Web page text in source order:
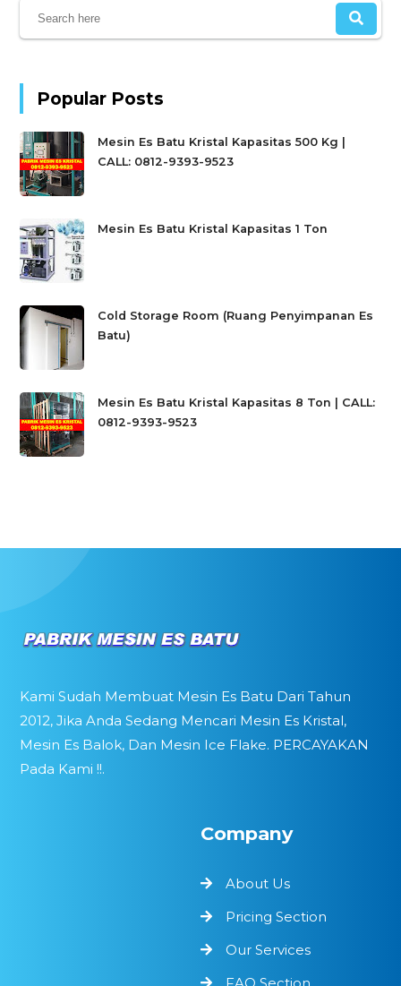
Popular Posts
Mesin Es Batu Kristal Kapasitas 500 Kg |
CALL: 0812-9393-9523
Mesin Es Batu Kristal Kapasitas 1 Ton
Cold Storage Room (Ruang Penyimpanan Es
Batu)
Mesin Es Batu Kristal Kapasitas 8 Ton | CALL:
0812-9393-9523
Kami Sudah Membuat Mesin Es Batu Dari Tahun
2012, Jika Anda Sedang Mencari Mesin Es Kristal,
Mesin Es Balok, Dan Mesin Ice Flake. PERCAYAKAN
Pada Kami !!.
Company
About Us
Pricing Section
Our Services